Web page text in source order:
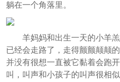
躺在一个角落里。
羊妈妈和出生一天的小羊
已经会走路了，走得颤颤颠颠
并没有很想一直被它黏着会跑
叫，叫声和小孩子的叫声很相